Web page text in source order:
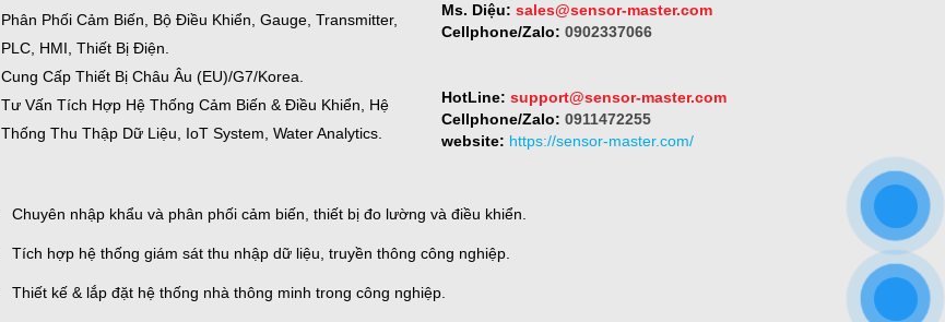
Phân Phối Cảm Biến, Bộ Điều Khiển, Gauge, Transmitter,
PLC, HMI, Thiết Bị Điện.
Cung Cấp Thiết Bị Châu Âu (EU)/G7/Korea.
Tư Vấn Tích Hợp Hệ Thống Cảm Biến & Điều Khiển, Hệ
Thống Thu Thập Dữ Liệu, IoT System, Water Analytics.
Ms. Diệu: sales@sensor-master.com
Cellphone/Zalo: 0902337066
HotLine: support@sensor-master.com
Cellphone/Zalo: 0911472255
website: https://sensor-master.com/
Chuyên nhập khẩu và phân phối cảm biến, thiết bị đo lường và điều khiển.
Tích hợp hệ thống giám sát thu nhập dữ liệu, truyền thông công nghiệp.
Thiết kế & lắp đặt hệ thống nhà thông minh trong công nghiệp.